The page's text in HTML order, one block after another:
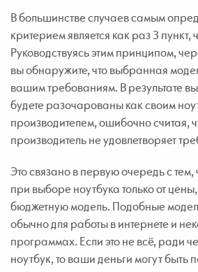
В большинстве случаев самым
критерием является как раз 3 пункт,
Руководствуясь этим принципом,
вы обнаружите, что выбранная
вашим требованиям. В результате
будете разочарованы как своим
производителем, ошибочно считая,
производитель не удовлетворяет
Это связано в первую очередь с тем,
при выборе ноутбука только от
бюджетную модель. Подобные
обычно для работы в интернете и
программах. Если это не всё, ради
ноутбук, то ваши деньги могут быть